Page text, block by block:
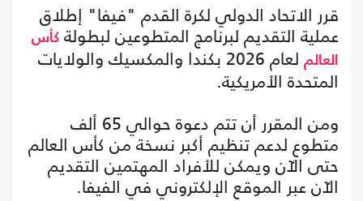
قرر الاتحاد الدولي لكرة القدم "فيفا" إطلاق
عملية التقديم لبرنامج المتطوعين لبطولة كأس
العالم
لعام 2026 بكندا والمكسيك والولايات
المتحدة الأمريكية.
ومن المقرر أن تتم دعوة حوالي 65 ألف
متطوع لدعم تنظيم أكبر نسخة من كأس العالم
حتى الآن ويمكن للأفراد المهتمين التقديم
الآن عبر الموقع الإلكتروني في الفيفا.